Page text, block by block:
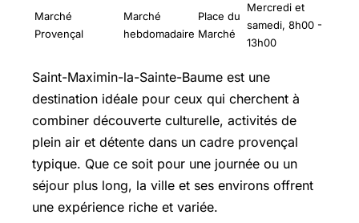
Marché
Provençal
Marché
hebdomadaire
Place du
Marché
Mercredi et
samedi, 8h00 -
13h00
Saint-Maximin-la-Sainte-Baume est une
destination idéale pour ceux qui cherchent à
combiner découverte culturelle, activités de
plein air et détente dans un cadre provençal
typique. Que ce soit pour une journée ou un
séjour plus long, la ville et ses environs offrent
une expérience riche et variée.